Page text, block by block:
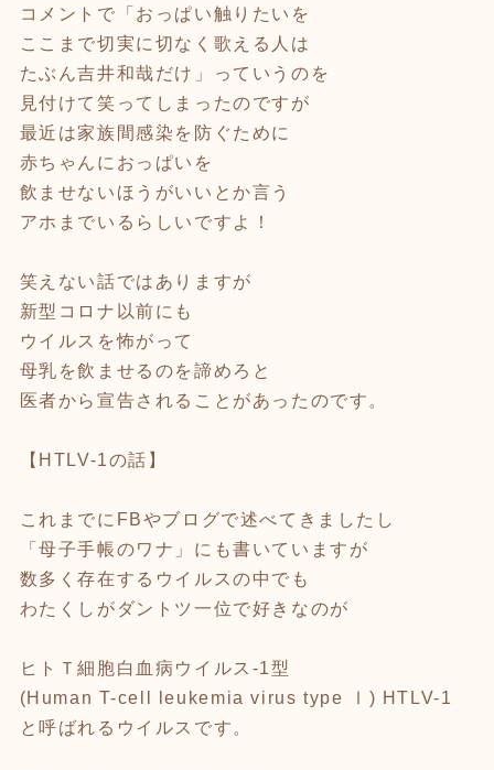
コメントで「おっぱい触りたいを
ここまで切実に切なく歌える人は
たぶん吉井和哉だけ」っていうのを
見付けて笑ってしまったのですが
最近は家族間感染を防ぐために
赤ちゃんにおっぱいを
飲ませないほうがいいとか言う
アホまでいるらしいですよ！
笑えない話ではありますが
新型コロナ以前にも
ウイルスを怖がって
母乳を飲ませるのを諦めろと
医者から宣告されることがあったのです。
【HTLV-1の話】
これまでにFBやブログで述べてきましたし
「母子手帳のワナ」にも書いていますが
数多く存在するウイルスの中でも
わたくしがダントツ一位で好きなのが
ヒトＴ細胞白血病ウイルス-1型
(Human T-cell leukemia virus type Ⅰ) HTLV-1
と呼ばれるウイルスです。